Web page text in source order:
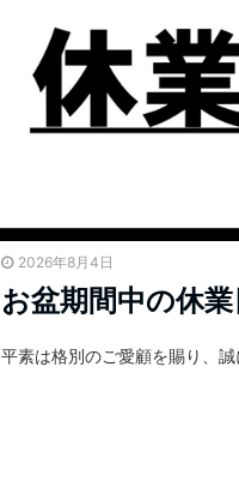
2026年8月4日
お盆期間中の休
平素は格別のご愛顧を賜り、